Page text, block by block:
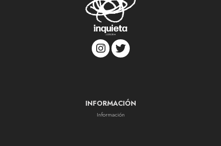
INFORMACIÓN
Información